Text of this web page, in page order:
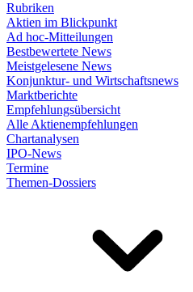
Rubriken
Aktien im Blickpunkt
Ad hoc-Mitteilungen
Bestbewertete News
Meistgelesene News
Konjunktur- und Wirtschaftsnews
Marktberichte
Empfehlungsübersicht
Alle Aktienempfehlungen
Chartanalysen
IPO-News
Termine
Themen-Dossiers